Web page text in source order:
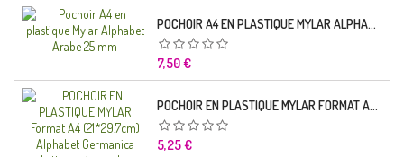
POCHOIR A4 EN PLASTIQUE MYLAR ALPHABET ARABE 25 MM
Prix
7,50 €
POCHOIR EN PLASTIQUE MYLAR FORMAT A4 (21*29.7CM) ALPHABET GERMANICA LETTRES MINUSCULES
Prix
5,25 €